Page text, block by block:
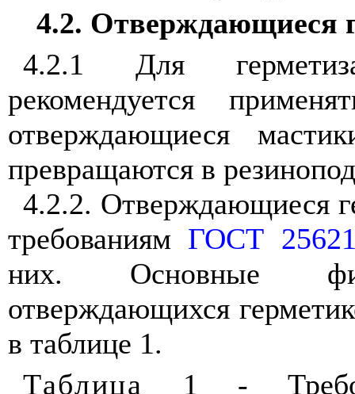
4.2. Отверждающиеся
4.2.1 Для
рекомендуется
отверждающиеся
превращаются в
4.2.2. Отверждающиеся
требованиям ГОСТ
них. Основные
отверждающихся
в таблице 1.
Таблица
1 -